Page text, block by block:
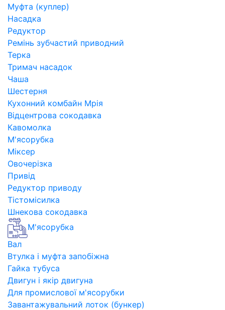
Муфта (куплер)
Насадка
Редуктор
Ремінь зубчастий приводний
Терка
Тримач насадок
Чаша
Шестерня
Кухонний комбайн Мрія
Відцентрова сокодавка
Кавомолка
М'ясорубка
Міксер
Овочерізка
Привід
Редуктор приводу
Тістомісилка
Шнекова сокодавка
М'ясорубка
Вал
Втулка і муфта запобіжна
Гайка тубуса
Двигун і якір двигуна
Для промислової м'ясорубки
Завантажувальний лоток (бункер)